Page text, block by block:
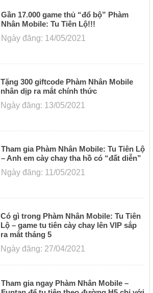
Gần 17.000 game thủ “đổ bộ” Phàm
Nhân Mobile: Tu Tiên Lộ!!!
Ngày đăng: 14/05/2021
Tặng 300 giftcode Phàm Nhân Mobile
nhân dịp ra mắt chính thức
Ngày đăng: 13/05/2021
Tham gia Phàm Nhân Mobile: Tu Tiên Lộ
– Anh em cày chay tha hồ có “đất diễn”
Ngày đăng: 11/05/2021
Có gì trong Phàm Nhân Mobile: Tu Tiên
Lộ – game tu tiên cày chay lên VIP sắp
ra mắt tháng 5
Ngày đăng: 27/04/2021
Tham gia ngay Phàm Nhân Mobile –